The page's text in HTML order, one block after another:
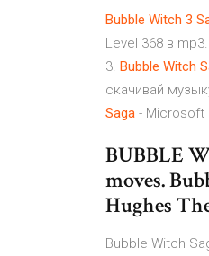
Bubble Witch 3
Level 368 в
3. Bubble Witch
скачивай
Saga - Microsoft
BUBBLE
moves.
Hughes
Bubble Witch